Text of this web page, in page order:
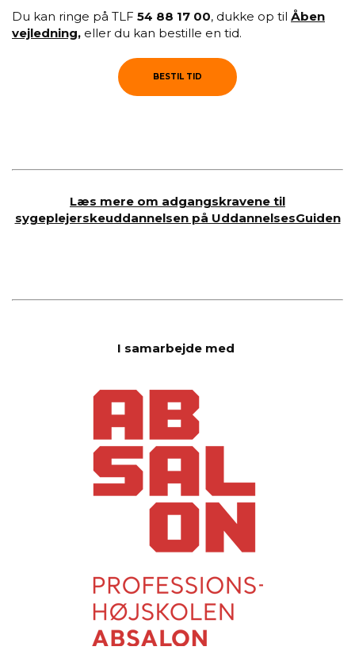
Du kan ringe på TLF 54 88 17 00, dukke op til Åben
vejledning, eller du kan bestille en tid.
BESTIL TID
Læs mere om adgangskravene til
sygeplejerskeuddannelsen på UddannelsesGuiden
I samarbejde med